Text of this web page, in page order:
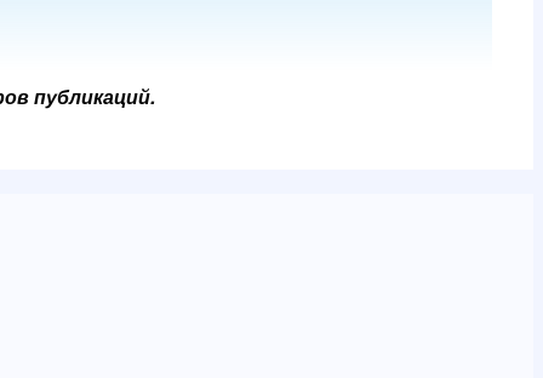
публикаций.